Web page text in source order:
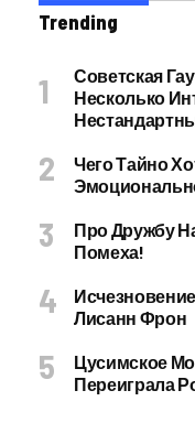
Trending
Советская
Несколько
Чего Тайно
Про Дружбу
Помеха!
Лисанн Фрон
Цусимское
Переиграла